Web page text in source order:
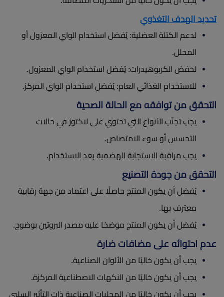
تحديد الهدف التغذوي
لدعم الكتلة العضلية: يُفضل استخدام الواي المعزول أو
المحلل.
لخفض الكربوهيدرات: يُفضل استخدام الواي المعزول.
للاستخدام الغذائي العام: يُفضل استخدام الواي المركز.
التحقق من توافقه مع الحالة الصحية
يجب تجنّب الأنواع التي تحتوي على لاكتوز في حالات
التحسس أو سوء الامتصاص.
يجب مراقبة الاستجابة الهضمية بعد الاستخدام.
التحقق من جودة التصنيع
يُفضل أن يكون المنتج حاصلًا على اعتماد من جهة رقابية
معترف بها.
يُفضل أن يكون المنتج موضحًا عليه مصدر البروتين بوضوح.
عدم احتوائه على مضافات ضارة
يجب أن يكون خاليًا من الألوان الصناعية.
يجب أن يكون خاليًا من النكهات الاصطناعية المركزة.
يجب أن يكون خاليًا من المحليات الصناعية ذات التأثير السلبي